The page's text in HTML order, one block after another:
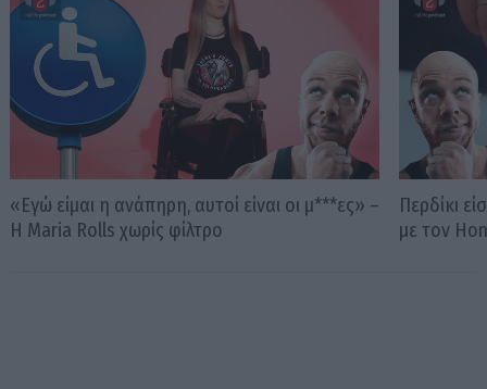
«Εγώ είμαι η ανάπηρη, αυτοί είναι οι μ***ες» –
Η Maria Rolls χωρίς φίλτρο
Περδίκι
με τον